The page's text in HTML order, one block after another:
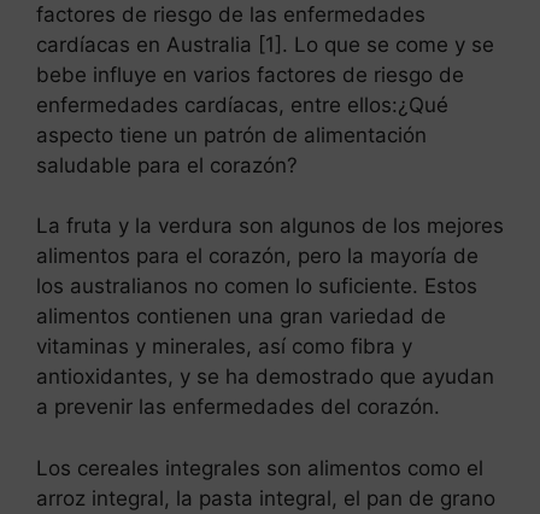
factores de riesgo de las enfermedades
cardíacas en Australia [1]. Lo que se come y se
bebe influye en varios factores de riesgo de
enfermedades cardíacas, entre ellos:¿Qué
aspecto tiene un patrón de alimentación
saludable para el corazón?
La fruta y la verdura son algunos de los mejores
alimentos para el corazón, pero la mayoría de
los australianos no comen lo suficiente. Estos
alimentos contienen una gran variedad de
vitaminas y minerales, así como fibra y
antioxidantes, y se ha demostrado que ayudan
a prevenir las enfermedades del corazón.
Los cereales integrales son alimentos como el
arroz integral, la pasta integral, el pan de grano